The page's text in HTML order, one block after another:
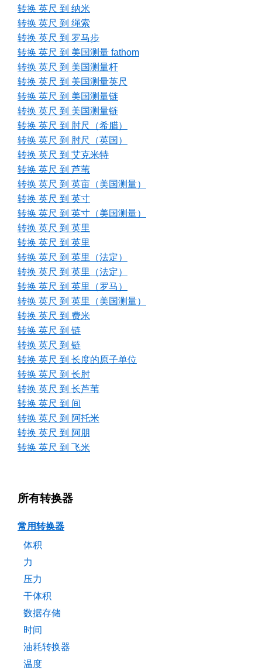
转换 英尺 到 纳米
转换 英尺 到 绳索
转换 英尺 到 罗马步
转换 英尺 到 美国测量 fathom
转换 英尺 到 美国测量杆
转换 英尺 到 美国测量英尺
转换 英尺 到 美国测量链
转换 英尺 到 美国测量链
转换 英尺 到 肘尺（希腊）
转换 英尺 到 肘尺（英国）
转换 英尺 到 艾克米特
转换 英尺 到 芦苇
转换 英尺 到 英亩（美国测量）
转换 英尺 到 英寸
转换 英尺 到 英寸（美国测量）
转换 英尺 到 英里
转换 英尺 到 英里
转换 英尺 到 英里（法定）
转换 英尺 到 英里（法定）
转换 英尺 到 英里（罗马）
转换 英尺 到 英里（美国测量）
转换 英尺 到 费米
转换 英尺 到 链
转换 英尺 到 链
转换 英尺 到 长度的原子单位
转换 英尺 到 长肘
转换 英尺 到 长芦苇
转换 英尺 到 间
转换 英尺 到 阿托米
转换 英尺 到 阿朋
转换 英尺 到 飞米
所有转换器
常用转换器
体积
力
压力
干体积
数据存储
时间
油耗转换器
温度